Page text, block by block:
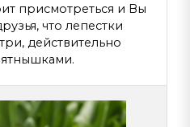
присмотреться и Вы
что лепестки
действительно